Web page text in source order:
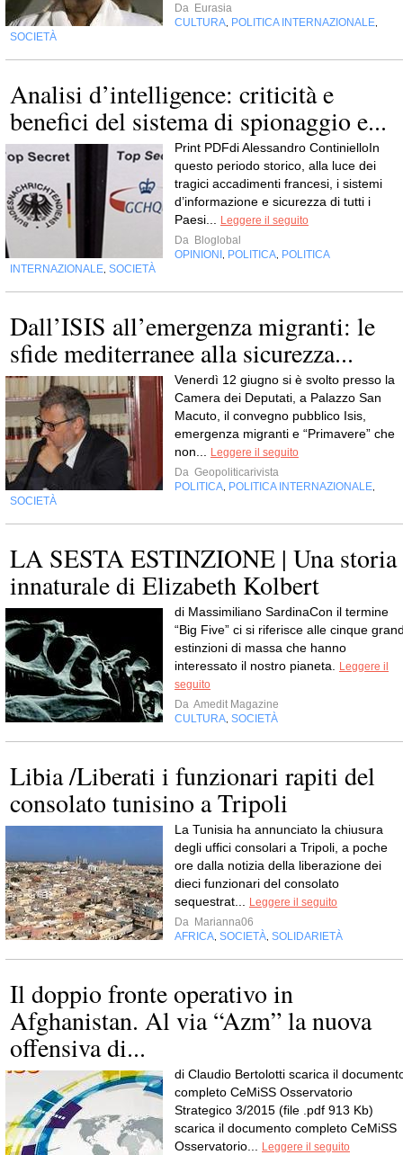
Da Eurasia
CULTURA POLITICA INTERNAZIONALE
SOCIETÀ
Analisi d’intelligence: criticità e
benefici del sistema di spionaggio e...
Print PDFdi Alessandro ContinielloIn
questo periodo storico, alla luce dei
tragici accadimenti francesi, i sistemi
d’informazione e sicurezza di tutti i
Paesi...
Leggere il seguito
Da Bloglobal
OPINIONI POLITICA POLITICA
INTERNAZIONALE SOCIETÀ
Dall’ISIS all’emergenza migranti: le
sfide mediterranee alla sicurezza...
Venerdì 12 giugno si è svolto presso la
Camera dei Deputati, a Palazzo San
Macuto, il convegno pubblico Isis,
emergenza migranti e “Primavere” che
non...
Leggere il seguito
Da Geopoliticarivista
POLITICA POLITICA INTERNAZIONALE
SOCIETÀ
LA SESTA ESTINZIONE | Una storia
innaturale di Elizabeth Kolbert
di Massimiliano SardinaCon il termine
“Big Five” ci si riferisce alle cinque
estinzioni di massa che hanno
interessato il nostro pianeta.
Leggere il
seguito
Da Amedit Magazine
CULTURA SOCIETÀ
Libia /Liberati i funzionari rapiti del
consolato tunisino a Tripoli
La Tunisia ha annunciato la chiusura
degli uffici consolari a Tripoli, a poche
ore dalla notizia della liberazione dei
dieci funzionari del consolato
sequestrat...
Leggere il seguito
Da Marianna06
AFRICA SOCIETÀ SOLIDARIETÀ
Il doppio fronte operativo in
Afghanistan. Al via “Azm” la nuova
offensiva di...
di Claudio Bertolotti scarica il
completo CeMiSS Osservatorio
Strategico 3/2015 (file .pdf 913 Kb)
scarica il documento completo CeMiSS
Osservatorio...
Leggere il seguito